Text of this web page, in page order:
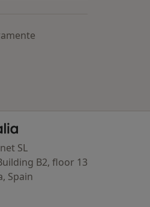
SL
B2, floor 13
Spain